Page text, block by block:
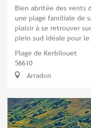
Bien abritée des vents
une plage familiale de
plaisir à se retrouver
plein sud idéale pour
Plage de Kerbilouet
56610
Arradon